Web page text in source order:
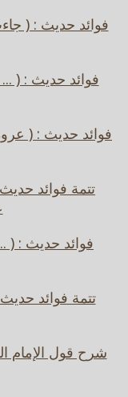
فوائد حديث : (
فوائد حديث : (
فوائد حديث : (
تتمة فوائد
فوائد حديث : (
تتمة فوائد
شرح قول الإمام